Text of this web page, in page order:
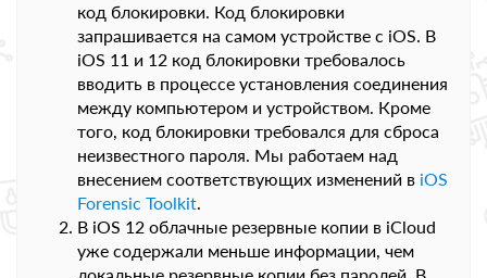
код блокировки. Код блокировки
запрашивается на самом устройстве с iOS. В
iOS 11 и 12 код блокировки требовалось
вводить в процессе установления соединения
между компьютером и устройством. Кроме
того, код блокировки требовался для сброса
неизвестного пароля. Мы работаем над
внесением соответствующих изменений в iOS
Forensic Toolkit.
В iOS 12 облачные резервные копии в iCloud
уже содержали меньше информации, чем